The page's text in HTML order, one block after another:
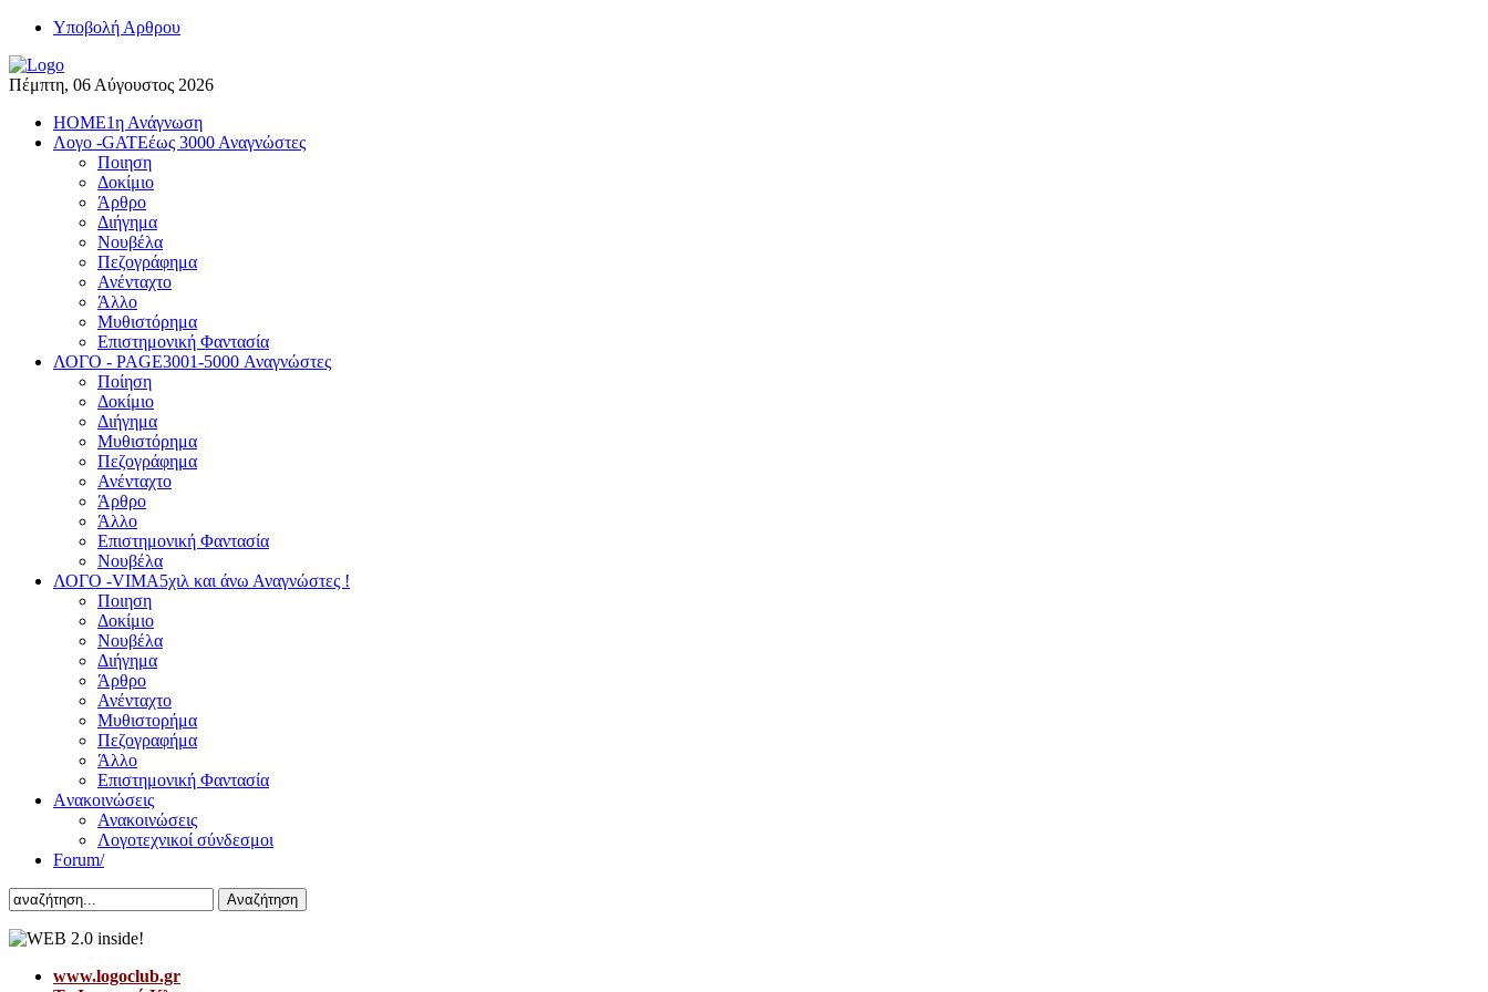
Yποβολή Αρθρου
Πέμπτη, 06 Αύγουστος 2026
HOME1η Ανάγνωση
Λογο -GATEέως 3000 Αναγνώστες
Ποιηση
Δοκίμιο
Άρθρο
Διήγημα
Νουβέλα
Πεζογράφημα
Ανένταχτο
Άλλο
Μυθιστόρημα
Επιστημονική Φαντασία
ΛΟΓΟ - PAGE3001-5000 Αναγνώστες
Ποίηση
Δοκίμιο
Διήγημα
Μυθιστόρημα
Πεζογράφημα
Ανένταχτο
Άρθρο
Άλλο
Επιστημονική Φαντασία
Νουβέλα
ΛΟΓΟ -VIMA5χιλ και άνω Αναγνώστες !
Ποιηση
Δοκίμιο
Νουβέλα
Διήγημα
Άρθρο
Ανένταχτο
Μυθιστορήμα
Πεζογραφήμα
Άλλο
Επιστημονική Φαντασία
Aνακοινώσεις
Ανακοινώσεις
Λογοτεχνικοί σύνδεσμοι
Forum/
Αναζήτηση
www.logoclub.gr